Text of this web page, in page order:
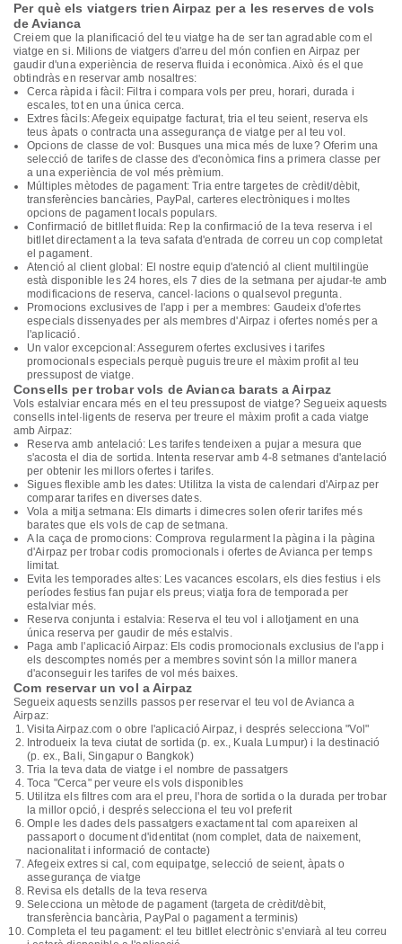
Per què els viatgers trien Airpaz per a les reserves de vols
de Avianca
Creiem que la planificació del teu viatge ha de ser tan agradable com el
viatge en si. Milions de viatgers d'arreu del món confien en Airpaz per
gaudir d'una experiència de reserva fluida i econòmica. Això és el que
obtindràs en reservar amb nosaltres:
Cerca ràpida i fàcil: Filtra i compara vols per preu, horari, durada i
escales, tot en una única cerca.
Extres fàcils: Afegeix equipatge facturat, tria el teu seient, reserva els
teus àpats o contracta una assegurança de viatge per al teu vol.
Opcions de classe de vol: Busques una mica més de luxe? Oferim una
selecció de tarifes de classe des d'econòmica fins a primera classe per
a una experiència de vol més prèmium.
Múltiples mètodes de pagament: Tria entre targetes de crèdit/dèbit,
transferències bancàries, PayPal, carteres electròniques i moltes
opcions de pagament locals populars.
Confirmació de bitllet fluida: Rep la confirmació de la teva reserva i el
bitllet directament a la teva safata d'entrada de correu un cop completat
el pagament.
Atenció al client global: El nostre equip d'atenció al client multilingüe
està disponible les 24 hores, els 7 dies de la setmana per ajudar-te amb
modificacions de reserva, cancel·lacions o qualsevol pregunta.
Promocions exclusives de l'app i per a membres: Gaudeix d'ofertes
especials dissenyades per als membres d'Airpaz i ofertes només per a
l'aplicació.
Un valor excepcional: Assegurem ofertes exclusives i tarifes
promocionals especials perquè puguis treure el màxim profit al teu
pressupost de viatge.
Consells per trobar vols de Avianca barats a Airpaz
Vols estalviar encara més en el teu pressupost de viatge? Segueix aquests
consells intel·ligents de reserva per treure el màxim profit a cada viatge
amb Airpaz:
Reserva amb antelació: Les tarifes tendeixen a pujar a mesura que
s'acosta el dia de sortida. Intenta reservar amb 4-8 setmanes d'antelació
per obtenir les millors ofertes i tarifes.
Sigues flexible amb les dates: Utilitza la vista de calendari d'Airpaz per
comparar tarifes en diverses dates.
Vola a mitja setmana: Els dimarts i dimecres solen oferir tarifes més
barates que els vols de cap de setmana.
A la caça de promocions: Comprova regularment la pàgina i la pàgina
d'Airpaz per trobar codis promocionals i ofertes de Avianca per temps
limitat.
Evita les temporades altes: Les vacances escolars, els dies festius i els
períodes festius fan pujar els preus; viatja fora de temporada per
estalviar més.
Reserva conjunta i estalvia: Reserva el teu vol i allotjament en una
única reserva per gaudir de més estalvis.
Paga amb l'aplicació Airpaz: Els codis promocionals exclusius de l'app i
els descomptes només per a membres sovint són la millor manera
d'aconseguir les tarifes de vol més baixes.
Com reservar un vol a Airpaz
Segueix aquests senzills passos per reservar el teu vol de Avianca a
Airpaz:
Visita Airpaz.com o obre l'aplicació Airpaz, i després selecciona "Vol"
Introdueix la teva ciutat de sortida (p. ex., Kuala Lumpur) i la destinació
(p. ex., Bali, Singapur o Bangkok)
Tria la teva data de viatge i el nombre de passatgers
Toca "Cerca" per veure els vols disponibles
Utilitza els filtres com ara el preu, l'hora de sortida o la durada per trobar
la millor opció, i després selecciona el teu vol preferit
Omple les dades dels passatgers exactament tal com apareixen al
passaport o document d'identitat (nom complet, data de naixement,
nacionalitat i informació de contacte)
Afegeix extres si cal, com equipatge, selecció de seient, àpats o
assegurança de viatge
Revisa els detalls de la teva reserva
Selecciona un mètode de pagament (targeta de crèdit/dèbit,
transferència bancària, PayPal o pagament a terminis)
Completa el teu pagament: el teu bitllet electrònic s'enviarà al teu correu